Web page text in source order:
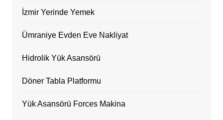
İzmir Yerinde Yemek
Ümraniye Evden Eve Nakliyat
Hidrolik Yük Asansörü
Döner Tabla Platformu
Yük Asansörü Forces Makina